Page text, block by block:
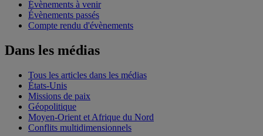
Évènements à venir
Évènements passés
Compte rendu d'évènements
Dans les médias
Tous les articles dans les médias
États-Unis
Missions de paix
Géopolitique
Moyen-Orient et Afrique du Nord
Conflits multidimensionnels